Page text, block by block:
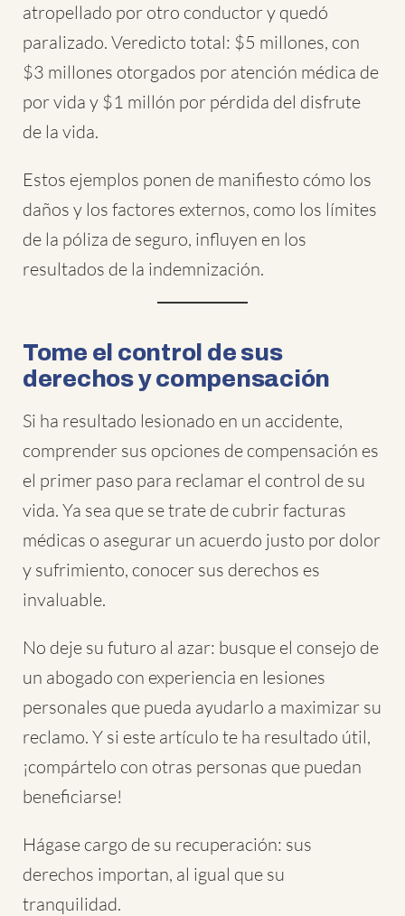
atropellado por otro conductor y quedó
paralizado. Veredicto total: $5 millones, con
$3 millones otorgados por atención médica de
por vida y $1 millón por pérdida del disfrute
de la vida.
Estos ejemplos ponen de manifiesto cómo los
daños y los factores externos, como los límites
de la póliza de seguro, influyen en los
resultados de la indemnización.
Tome el control de sus
derechos y compensación
Si ha resultado lesionado en un accidente,
comprender sus opciones de compensación es
el primer paso para reclamar el control de su
vida. Ya sea que se trate de cubrir facturas
médicas o asegurar un acuerdo justo por dolor
y sufrimiento, conocer sus derechos es
invaluable.
No deje su futuro al azar: busque el consejo de
un abogado con experiencia en lesiones
personales que pueda ayudarlo a maximizar su
reclamo. Y si este artículo te ha resultado útil,
¡compártelo con otras personas que puedan
beneficiarse!
Hágase cargo de su recuperación: sus
derechos importan, al igual que su
tranquilidad.